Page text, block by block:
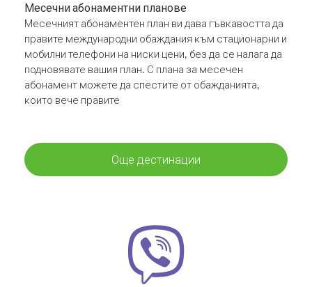
Месечни абонаментни планове
Месечният абонаментен план ви дава гъвкавостта да
правите международни обаждания към стационарни и
мобилни телефони на ниски цени, без да се налага да
подновявате вашия план. С плана за месечен
абонамент можете да спестите от обажданията,
които вече правите
Още дестинации